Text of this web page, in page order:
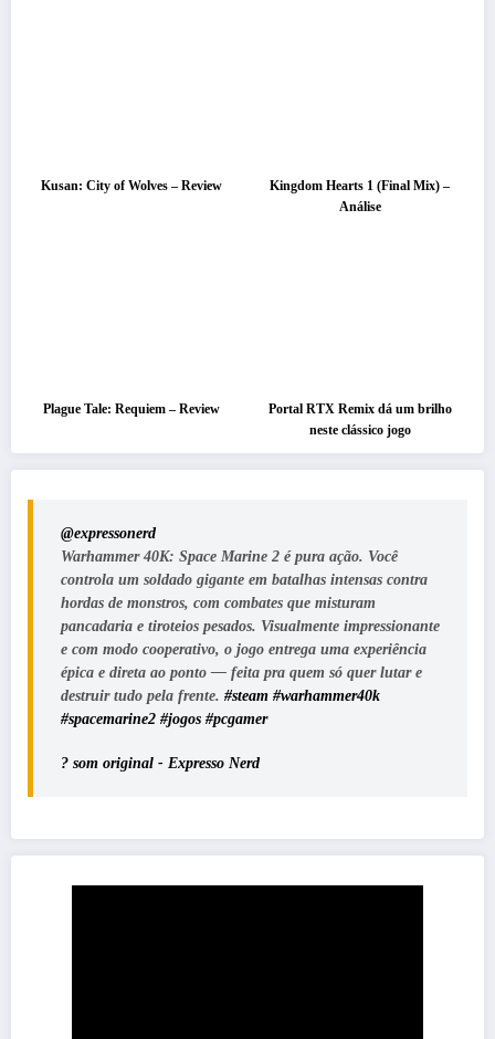
Kusan: City of Wolves – Review
Kingdom Hearts 1 (Final Mix) –
Análise
Plague Tale: Requiem – Review
Portal RTX Remix dá um brilho
neste clássico jogo
@expressonerd
Warhammer 40K: Space Marine 2 é pura ação. Você
controla um soldado gigante em batalhas intensas contra
hordas de monstros, com combates que misturam
pancadaria e tiroteios pesados. Visualmente impressionante
e com modo cooperativo, o jogo entrega uma experiência
épica e direta ao ponto — feita pra quem só quer lutar e
destruir tudo pela frente. #steam #warhammer40k
#spacemarine2 #jogos #pcgamer
? som original - Expresso Nerd